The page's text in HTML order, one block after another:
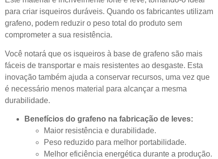
para criar isqueiros duráveis. Quando os fabricantes utilizam
grafeno, podem reduzir o peso total do produto sem
comprometer a sua resistência.
Você notará que os isqueiros à base de grafeno são mais
fáceis de transportar e mais resistentes ao desgaste. Esta
inovação também ajuda a conservar recursos, uma vez que
é necessário menos material para alcançar a mesma
durabilidade.
Benefícios do grafeno na fabricação de leves:
Maior resistência e durabilidade.
Peso reduzido para melhor portabilidade.
Melhor eficiência energética durante a produção.